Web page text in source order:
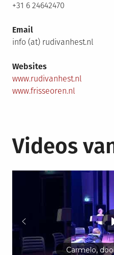
+31 6 24642470
Email
info (at) rudivanhest.nl
Websites
www.rudivanhest.nl
www.frisseoren.nl
Videos
Carmelo,